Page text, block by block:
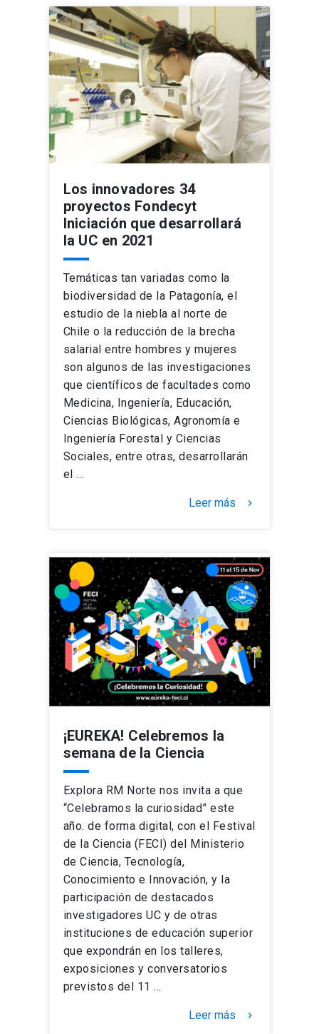
Los innovadores 34
proyectos Fondecyt
Iniciación que desarrollará
la UC en 2021
Temáticas tan variadas como la
biodiversidad de la Patagonía, el
estudio de la niebla al norte de
Chile o la reducción de la brecha
salarial entre hombres y mujeres
son algunos de las investigaciones
que científicos de facultades como
Medicina, Ingeniería, Educación,
Ciencias Biológicas, Agronomía e
Ingeniería Forestal y Ciencias
Sociales, entre otras, desarrollarán
el …
Leer más keyboard_arrow_right
¡EUREKA! Celebremos la
semana de la Ciencia
Explora RM Norte nos invita a que
“Celebramos la curiosidad” este
año. de forma digital, con el Festival
de la Ciencia (FECI) del Ministerio
de Ciencia, Tecnología,
Conocimiento e Innovación, y la
participación de destacados
investigadores UC y de otras
instituciones de educación superior
que expondrán en los talleres,
exposiciones y conversatorios
previstos del 11 …
Leer más keyboard_arrow_right